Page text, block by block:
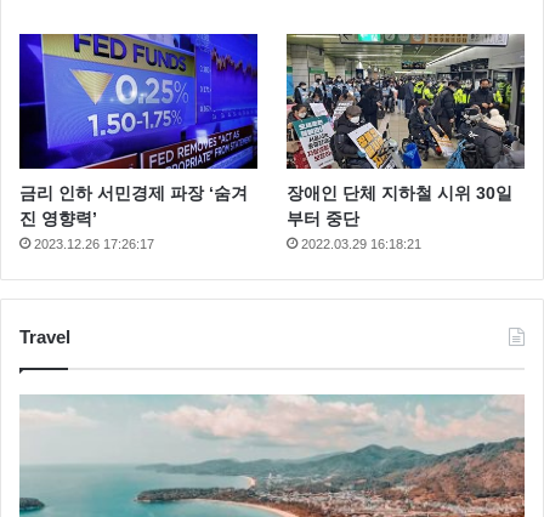
금리 인하 서민경제 파장 ‘숨겨
진 영향력’
2023.12.26 17:26:17
장애인 단체 지하철 시위 30일
부터 중단
2022.03.29 16:18:21
Travel